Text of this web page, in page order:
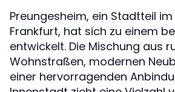
Preungesheim, ein Stadtteil
Frankfurt, hat sich zu einem
entwickelt. Die Mischung aus
Wohnstraßen, modernen
einer hervorragenden